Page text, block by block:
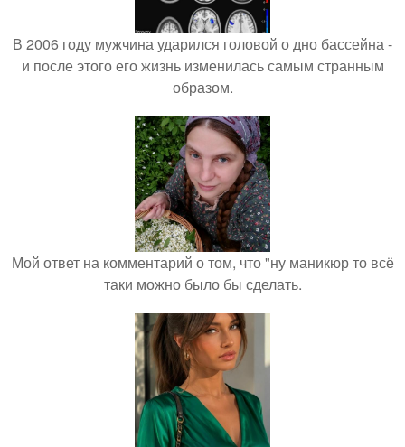
В 2006 году мужчина ударился головой о дно бассейна -
и после этого его жизнь изменилась самым странным
образом.
Мой ответ на комментарий о том, что "ну маникюр то всё
таки можно было бы сделать.